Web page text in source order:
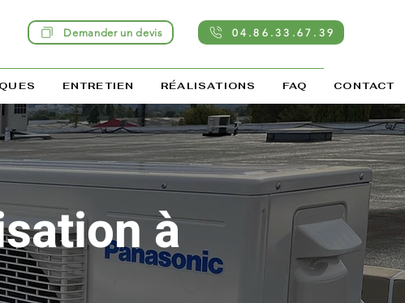
Demander un devis 04.86.33.67.39
ENTRETIEN RÉALISATIONS FAQ CONTACT
à